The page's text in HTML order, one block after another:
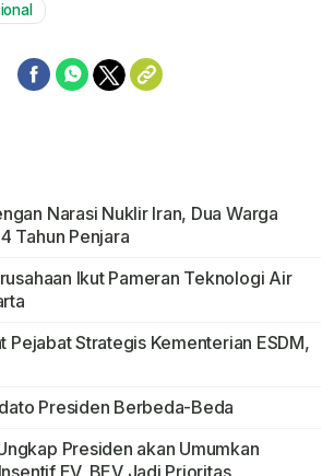
Narasi Nuklir Iran, Dua Warga
Tahun Penjara
Ikut Pameran Teknologi Air
Pejabat Strategis Kementerian ESDM,
Presiden Berbeda-Beda
Presiden akan Umumkan